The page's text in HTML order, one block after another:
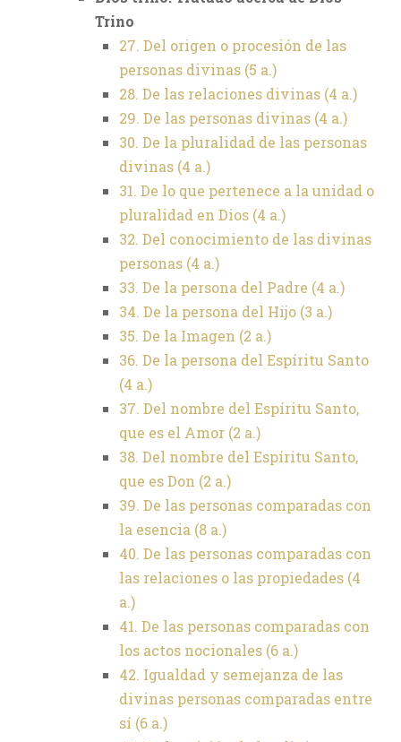
Trino
27. Del origen o procesión de las
personas divinas (5 a.)
28. De las relaciones divinas (4 a.)
29. De las personas divinas (4 a.)
30. De la pluralidad de las personas
divinas (4 a.)
31. De lo que pertenece a la unidad o
pluralidad en Dios (4 a.)
32. Del conocimiento de las divinas
personas (4 a.)
33. De la persona del Padre (4 a.)
34. De la persona del Hijo (3 a.)
35. De la Imagen (2 a.)
36. De la persona del Espíritu Santo
(4 a.)
37. Del nombre del Espíritu Santo,
que es el Amor (2 a.)
38. Del nombre del Espíritu Santo,
que es Don (2 a.)
39. De las personas comparadas con
la esencia (8 a.)
40. De las personas comparadas con
las relaciones o las propiedades (4
a.)
41. De las personas comparadas con
los actos nocionales (6 a.)
42. Igualdad y semejanza de las
divinas personas comparadas entre
sí (6 a.)